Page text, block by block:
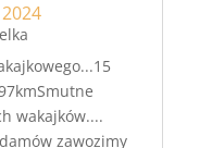
wakajków....
zawozimy